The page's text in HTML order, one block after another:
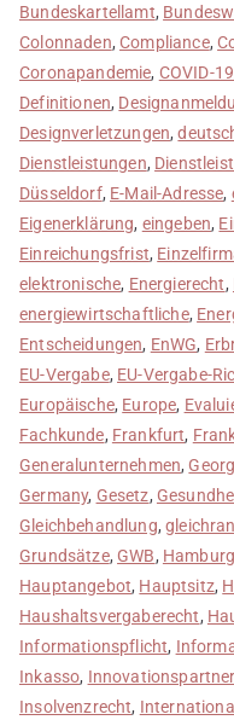
Bundeskartellamt,
Colonnaden,Compliance,
Coronapandemie, COVID-19
Definitionen,
Designverletzungen,
Dienstleistungen,
Düsseldorf, E-Mail-Adresse,
Eigenerklärung, eingeben,
Einreichungsfrist,
elektronische, Energierecht,
energiewirtschaftliche,
Entscheidungen, EnWG,
EU-Vergabe, EU-Vergabe-
Europäische, Europe,
Fachkunde, Frankfurt,
Generalunternehmen,
Germany, Gesetz,
Gleichbehandlung,
Grundsätze, GWB,
Hauptangebot, Hauptsitz,
Haushaltsvergaberecht,
Informationspflicht,
Inkasso,
Insolvenzrecht, International